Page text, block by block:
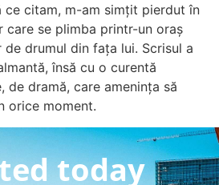
ce citam, m-am simțit pierdut în
care se plimba printr-un oraș
drumul din fața lui. Scrisul a
însă cu o curentă
de dramă, care amenința să
orice moment.
today